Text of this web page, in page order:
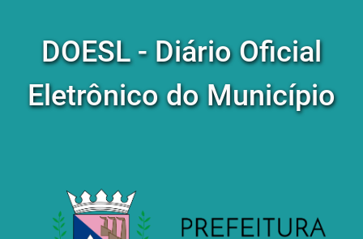
DOESL - Diário Oficial
Eletrônico do Município